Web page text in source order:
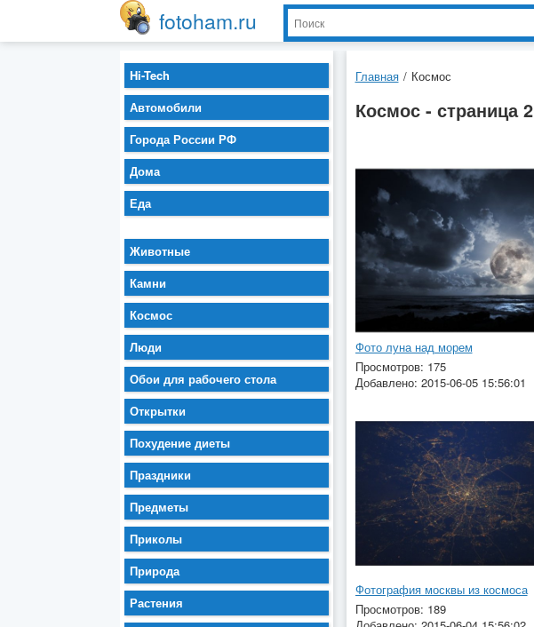
fotoham.ru
Главная / Космос
Космос - страница 2
Фото луна над морем
Просмотров: 175
Добавлено: 2015-06-05 15:56:01
Фотография москвы из космоса
Просмотров: 189
Hi-Tech
Автомобили
Города России РФ
Дома
Еда
Животные
Камни
Космос
Люди
Обои для рабочего стола
Открытки
Похудение диеты
Праздники
Предметы
Приколы
Природа
Растения